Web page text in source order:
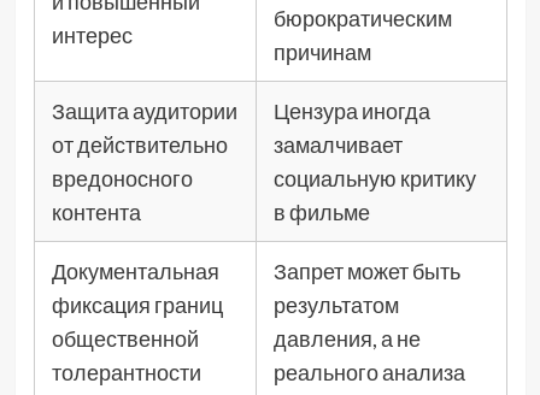
интерес
бюрократическим
причинам
Защита аудитории
от действительно
вредоносного
контента
Цензура иногда
замалчивает
социальную критику
в фильме
Документальная
фиксация границ
общественной
толерантности
Запрет может быть
результатом
давления, а не
реального анализа